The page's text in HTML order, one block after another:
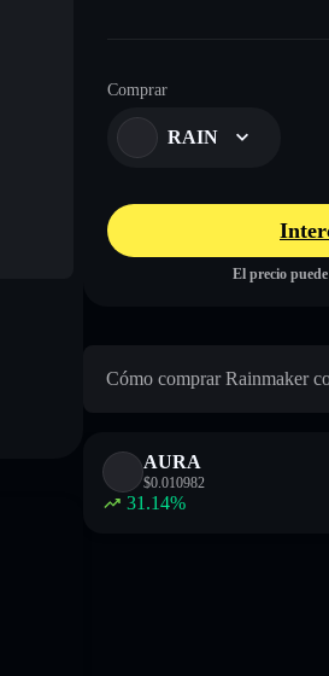
Comprar
RAIN
El precio
Cómo comprar Rainmaker
AURA
$0.010982
31.14%